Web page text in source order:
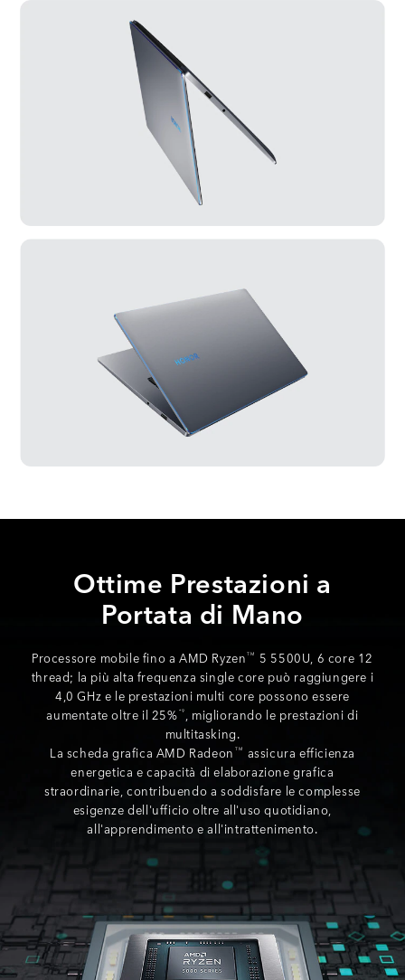
Ottime Prestazioni a
Portata di Mano
Processore mobile fino a AMD Ryzen TM
5 5500U, 6 core 12
thread; la più alta frequenza single core può raggiungere i
4,0 GHz e le prestazioni multi core possono essere
aumentate oltre il 25% *9 , migliorando le prestazioni di
multitasking.
La scheda grafica AMD Radeon TM
assicura efficienza
energetica e capacità di elaborazione grafica
straordinarie, contribuendo a soddisfare le complesse
esigenze dell'ufficio oltre all'uso quotidiano,
all'apprendimento e all'intrattenimento.